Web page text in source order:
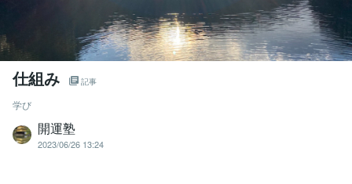
仕組み 記事
学び
開運塾
2023/06/26 13:24